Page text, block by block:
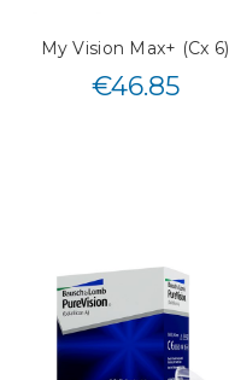
My Vision Max+ (Cx 6)
€46.85